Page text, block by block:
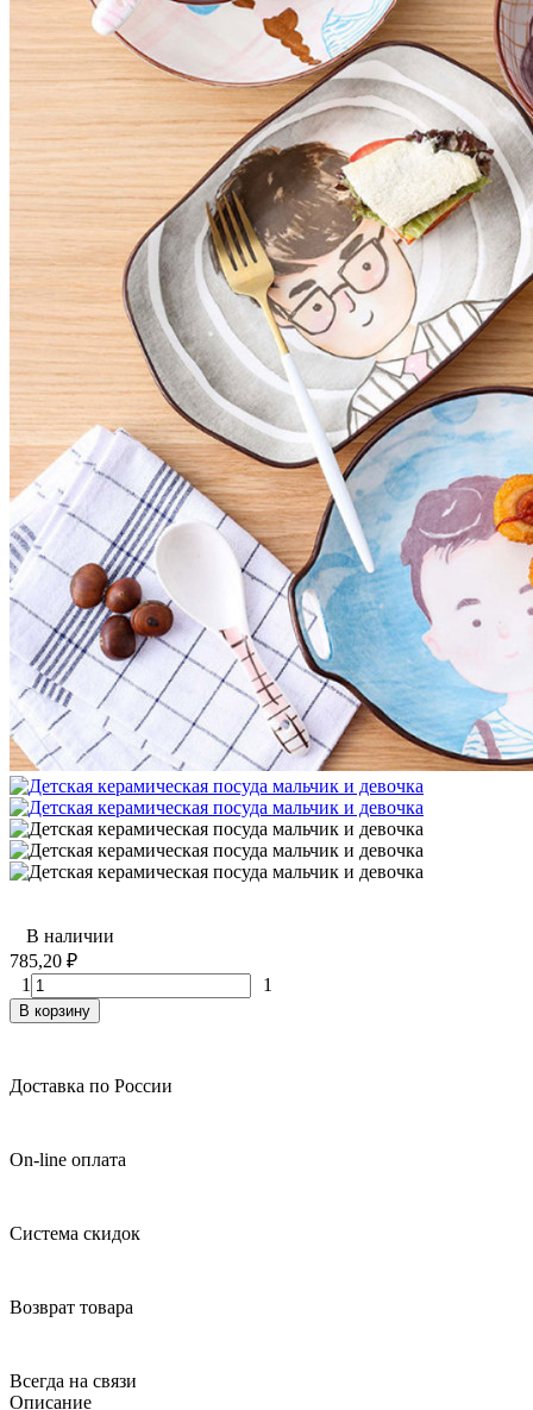
В наличии
785,20 ₽
1
1
В корзину
Доставка по России
On-line оплата
Система скидок
Возврат товара
Всегда на связи
Описание